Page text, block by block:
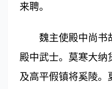
来聘。
魏主使殿中尚书
殿中武士。莫寒大纳
及高平假镇将奚陵。